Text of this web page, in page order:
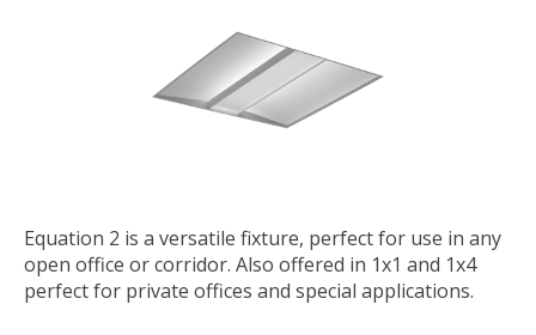
Equation 2 is a versatile fixture, perfect for use in any
open office or corridor. Also offered in 1x1 and 1x4
perfect for private offices and special applications.